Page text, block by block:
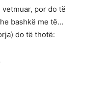
vetmuar, por do të
bashkë me të…
do të thotë: